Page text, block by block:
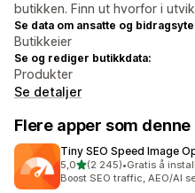
butikken. Finn ut hvorfor i
Se data om ansatte og
Butikkeier
Se og rediger butikkdata:
Produkter
Se detaljer
Flere apper som denne
Tiny SEO Speed Image
5,0av 5 stjerner
(2 245)
Totalt 2245 omtaler
•Gratis å
Boost SEO traffic, AEO/AI